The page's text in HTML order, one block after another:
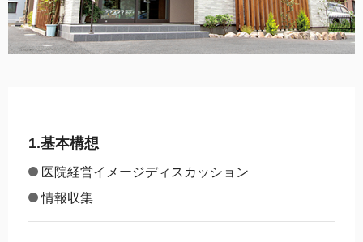
1.基本構想
医院経営イメージディスカッション
情報収集